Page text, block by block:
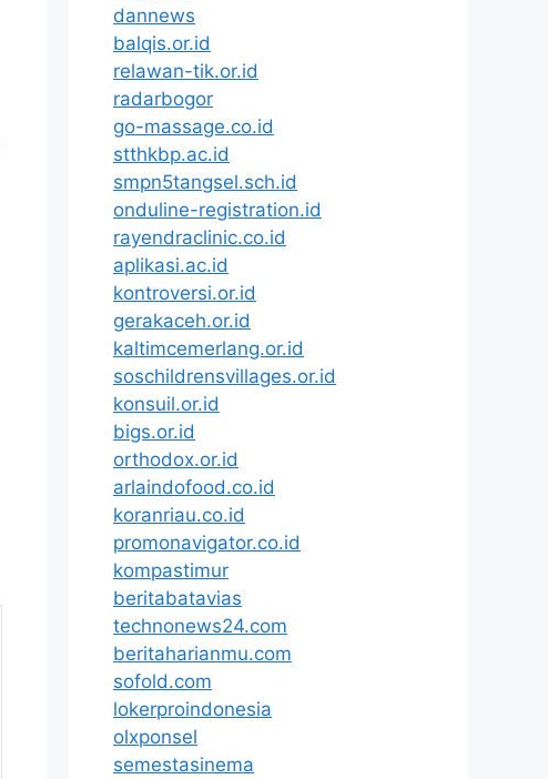
dannews
balqis.or.id
relawan-tik.or.id
radarbogor
go-massage.co.id
stthkbp.ac.id
smpn5tangsel.sch.id
onduline-registration.id
rayendraclinic.co.id
aplikasi.ac.id
kontroversi.or.id
gerakaceh.or.id
kaltimcemerlang.or.id
soschildrensvillages.or.id
konsuil.or.id
bigs.or.id
orthodox.or.id
arlaindofood.co.id
koranriau.co.id
promonavigator.co.id
kompastimur
beritabatavias
technonews24.com
beritaharianmu.com
sofold.com
lokerproindonesia
olxponsel
semestasinema